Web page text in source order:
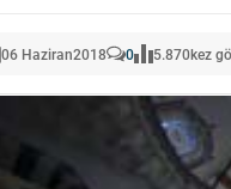
06 Haziran2018 0 5.870kez